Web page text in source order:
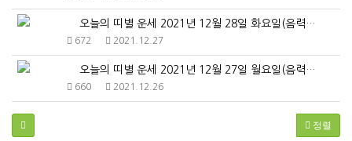
오늘의 띠별 운세 2021년 12월 28일 화요일(음력…
672 2021.12.27
오늘의 띠별 운세 2021년 12월 27일 월요일(음력…
660 2021.12.26
정렬